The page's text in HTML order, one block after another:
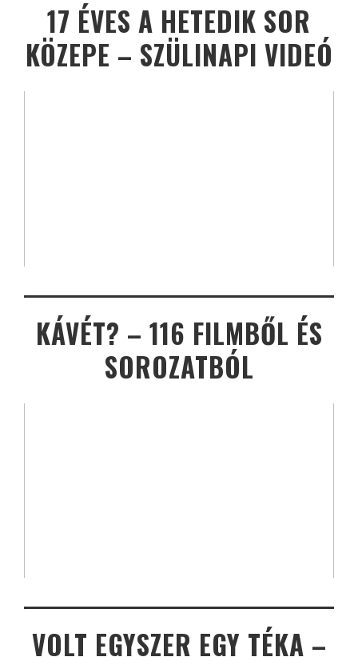
17 ÉVES A HETEDIK SOR
KÖZEPE – SZÜLINAPI VIDEÓ
KÁVÉT? – 116 FILMBŐL ÉS
SOROZATBÓL
VOLT EGYSZER EGY TÉKA –